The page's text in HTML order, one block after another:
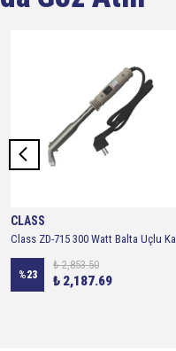
CLASS
%23
₺ 2,853.50
₺ 2,187.69